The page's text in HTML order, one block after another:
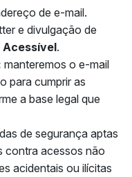
de e-mail.
e divulgação de
Acessível.
manteremos o e-mail
para cumprir as
a base legal que
de segurança aptas
contra acessos não
acidentais ou ilícitas